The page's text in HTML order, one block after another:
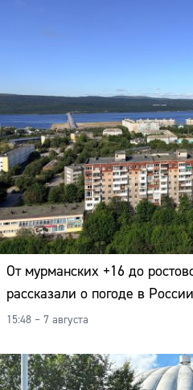
От мурманских +16 до
рассказали о погоде в России
15:48 – 7 августа